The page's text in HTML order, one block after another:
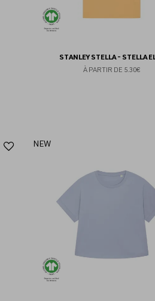
STANLEY STELLA - STELLA
À PARTIR DE 5.30€
Ajouter
NEW